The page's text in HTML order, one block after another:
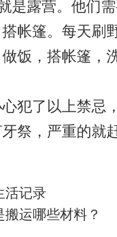
是露营。他们
帐篷。每天刷
饭，搭帐篷，
犯了以上禁忌
祭，严重的就
活记录
运哪些材料？